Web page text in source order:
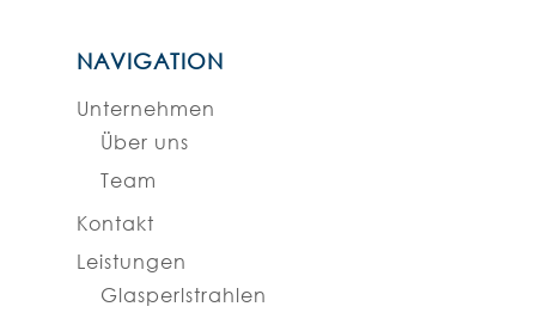
NAVIGATION
Unternehmen
Über uns
Team
Kontakt
Leistungen
Glasperlstrahlen